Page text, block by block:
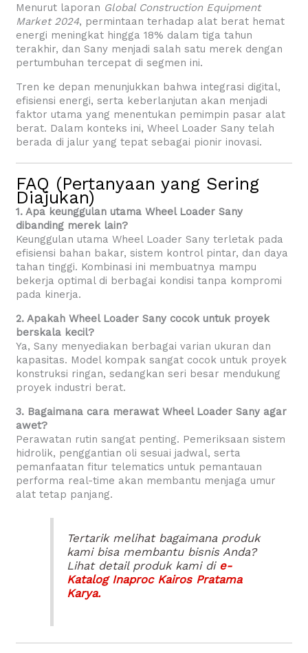
Menurut laporan Global Construction Equipment
Market 2024, permintaan terhadap alat berat hemat
energi meningkat hingga 18% dalam tiga tahun
terakhir, dan Sany menjadi salah satu merek dengan
pertumbuhan tercepat di segmen ini.
Tren ke depan menunjukkan bahwa integrasi digital,
efisiensi energi, serta keberlanjutan akan menjadi
faktor utama yang menentukan pemimpin pasar alat
berat. Dalam konteks ini, Wheel Loader Sany telah
berada di jalur yang tepat sebagai pionir inovasi.
FAQ (Pertanyaan yang Sering
Diajukan)
1. Apa keunggulan utama Wheel Loader Sany
dibanding merek lain?
Keunggulan utama Wheel Loader Sany terletak pada
efisiensi bahan bakar, sistem kontrol pintar, dan daya
tahan tinggi. Kombinasi ini membuatnya mampu
bekerja optimal di berbagai kondisi tanpa kompromi
pada kinerja.
2. Apakah Wheel Loader Sany cocok untuk proyek
berskala kecil?
Ya, Sany menyediakan berbagai varian ukuran dan
kapasitas. Model kompak sangat cocok untuk proyek
konstruksi ringan, sedangkan seri besar mendukung
proyek industri berat.
3. Bagaimana cara merawat Wheel Loader Sany agar
awet?
Perawatan rutin sangat penting. Pemeriksaan sistem
hidrolik, penggantian oli sesuai jadwal, serta
pemanfaatan fitur telematics untuk pemantauan
performa real-time akan membantu menjaga umur
alat tetap panjang.
Tertarik melihat bagaimana produk
kami bisa membantu bisnis Anda?
Lihat detail produk kami di e-
Katalog Inaproc Kairos Pratama
Karya.